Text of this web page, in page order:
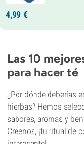
4,99 €
Las 10
para hacer té
¿Por dónde deberías
hierbas? Hemos
sabores, aromas y
Créenos, ¡tu ritual de